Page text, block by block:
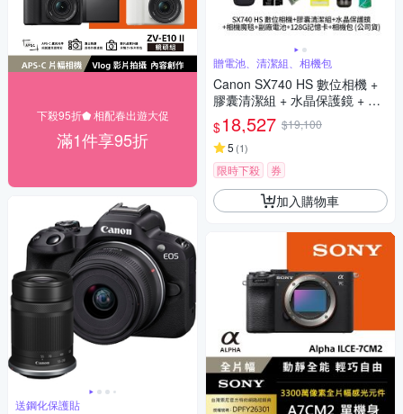
下殺95折⬟ 相配春出遊大促
滿1件享95折
送鋼化保護貼
贈電池、清潔組、相機包
Canon SX740 HS 數位相機 +
膠囊清潔組 + 水晶保護鏡 + 相
機魔毯 + 副廠電池 + 128G記憶
卡 + 相機包 (公司貨)
$18,527 $19,100
5 (1)
限時下殺 券
加入購物車